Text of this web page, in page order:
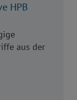
HPB
aus der